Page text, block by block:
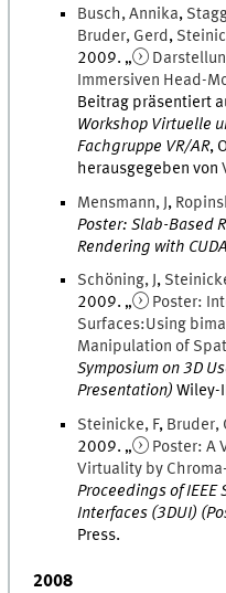
Busch,Annika,
Bruder, Gerd,
2009. „
Immersiven Head-
Beitrag präsentiert
Workshop Virtuelle
Fachgruppe VR/AR,
herausgegeben von
Mensmann, ,
Poster: Slab-Based
Rendering with CUDA
Schöning, J,
2009. „
Poster:
Surfaces:Using
Manipulation of
Symposium on 3D
Presentation) Wiley-
Steinicke, F, Bruder,
2009. „
Poster: A
Virtuality by
Proceedings of IEEE
Interfaces (3DUI)
Press.
2008